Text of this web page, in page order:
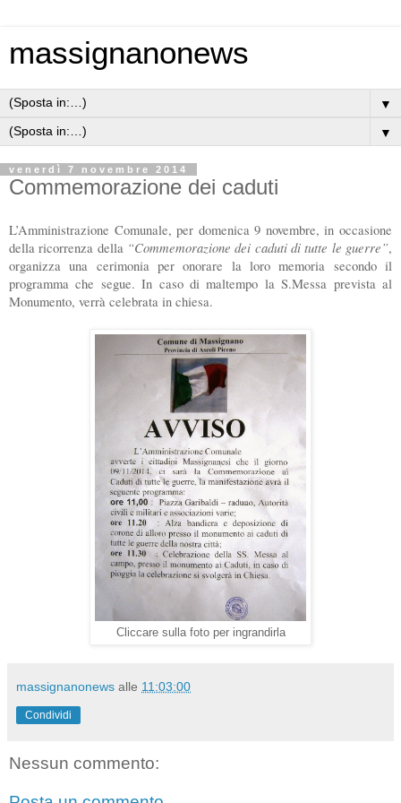
massignanonews
▼
▼
venerdì 7 novembre 2014
Commemorazione dei caduti
L’Amministrazione Comunale, per domenica 9 novembre, in occasione
della ricorrenza della “Commemorazione dei caduti di tutte le guerre”,
organizza una cerimonia per onorare la loro memoria secondo il
programma che segue. In caso di maltempo la S.Messa prevista al
Monumento, verrà celebrata in chiesa.
Cliccare sulla foto per ingrandirla
massignanonews alle 11:03:00
Condividi
Nessun commento: